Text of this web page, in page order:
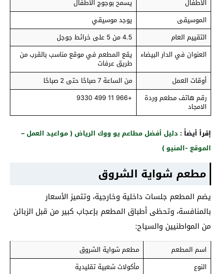
الأطفال
يسمح بوجوج الأطفال
الموسيقى
يوجد موسيقي
التقييم العام
4.5 من 5 على خرائط جوجل
العنوان في الدار البيضاء
يقع المطعم في موقع مناسب بالقرب من
طريق عرفات
أوقات العمل
من الساعة 7 صباحًا حتى 2 صباحًا
رقم هاتف مطعم وردة
الامجاد
+966 11 499 9330
إقرأ أيضاً : دليل أفضل مطاعم يو ووك الرياض ( مواعيد العمل –
الموقع -المنيو )
مطعم شواية الشروق
يضم المطعم جلسات داخلية وخارجية، وتتميز الأسعار
بالمنافسة، وتحظى أطباق المطعم بإعجاب كبير من قبل الزبائن
من المواطنيين والسياح:
اسم المطعم
مطعم شواية الشروق
النوع
مأكولات شعبية تقليدية